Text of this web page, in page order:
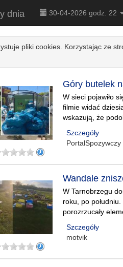
dnia 30-04-2026 godz. 22
pliki cookies. Korzystając ze
Góry butelek
W sieci pojawiło
filmie widać
wskazują, że
Szczegóły
PortalSpozywczy
Wandale
W Tarnobrzegu
roku, po
porozrzucały
Szczegóły
motvik